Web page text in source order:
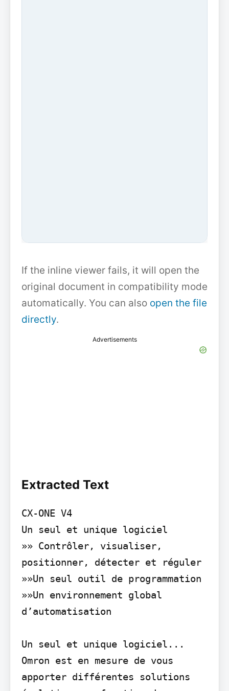
If the inline viewer fails, it will open the
original document in compatibility mode
automatically. You can also open the file
directly.
Advertisements
Extracted Text
CX-ONE V4
Un seul et unique logiciel
»» Contrôler, visualiser,
positionner, détecter et réguler
»»Un seul outil de programmation
»»Un environnement global
d’automatisation
Un seul et unique logiciel...
Omron est en mesure de vous
apporter différentes solutions